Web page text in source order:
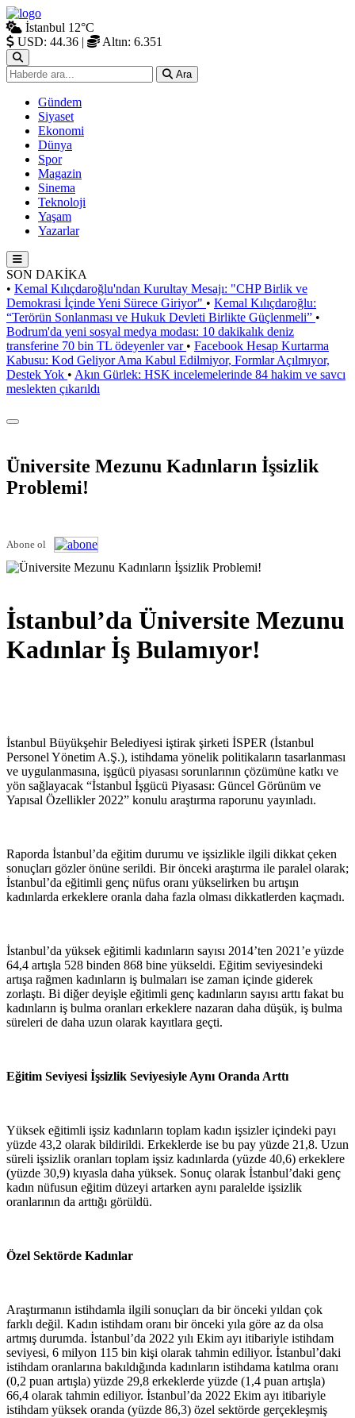
İstanbul 12°C
USD: 44.36 | Altın: 6.351
Ara
Gündem
Siyaset
Ekonomi
Dünya
Spor
Magazin
Sinema
Teknoloji
Yaşam
Yazarlar
SON DAKİKA
• Kemal Kılıçdaroğlu'ndan Kurultay Mesajı: "CHP Birlik ve
Demokrasi İçinde Yeni Sürece Giriyor" • Kemal Kılıçdaroğlu:
“Terörün Sonlanması ve Hukuk Devleti Birlikte Güçlenmeli” •
Bodrum'da yeni sosyal medya modası: 10 dakikalık deniz
transferine 70 bin TL ödeyenler var • Facebook Hesap Kurtarma
Kabusu: Kod Geliyor Ama Kabul Edilmiyor, Formlar Açılmıyor,
Destek Yok • Akın Gürlek: HSK incelemelerinde 84 hakim ve savcı
meslekten çıkarıldı
Üniversite Mezunu Kadınların İşsizlik
Problemi!
Abone ol
İstanbul’da Üniversite Mezunu
Kadınlar İş Bulamıyor!
İstanbul Büyükşehir Belediyesi iştirak şirketi İSPER (İstanbul
Personel Yönetim A.Ş.), istihdama yönelik politikaların tasarlanması
ve uygulanmasına, işgücü piyasası sorunlarının çözümüne katkı ve
yön sağlayacak “İstanbul İşgücü Piyasası: Güncel Görünüm ve
Yapısal Özellikler 2022” konulu araştırma raporunu yayınladı.
Raporda İstanbul’da eğitim durumu ve işsizlikle ilgili dikkat çeken
sonuçları gözler önüne serildi. Bir önceki araştırma ile paralel olarak;
İstanbul’da eğitimli genç nüfus oranı yükselirken bu artışın
kadınlarda erkeklere oranla daha fazla olması dikkatlerden kaçmadı.
İstanbul’da yüksek eğitimli kadınların sayısı 2014’ten 2021’e yüzde
64,4 artışla 528 binden 868 bine yükseldi. Eğitim seviyesindeki
artışa rağmen kadınların iş bulmaları ise zaman içinde giderek
zorlaştı. Bi diğer deyişle eğitimli genç kadınların sayısı arttı fakat bu
kadınların iş bulma oranları erkeklere nazaran daha düşük, iş bulma
süreleri de daha uzun olarak kayıtlara geçti.
Eğitim Seviyesi İşsizlik Seviyesiyle Aynı Oranda Arttı
Yüksek eğitimli işsiz kadınların toplam kadın işsizler içindeki payı
yüzde 43,2 olarak bildirildi. Erkeklerde ise bu pay yüzde 21,8. Uzun
süreli işsizlik oranları toplam işsiz kadınlarda (yüzde 40,6) erkeklere
(yüzde 30,9) kıyasla daha yüksek. Sonuç olarak İstanbul’daki genç
kadın nüfusun eğitim düzeyi artarken aynı paralelde işsizlik
oranlarının da arttığı görüldü.
Özel Sektörde Kadınlar
Araştırmanın istihdamla ilgili sonuçları da bir önceki yıldan çok
farklı değil. Kadın istihdam oranı bir önceki yıla göre az da olsa
artmış durumda. İstanbul’da 2022 yılı Ekim ayı itibariyle istihdam
seviyesi, 6 milyon 115 bin kişi olarak tahmin ediliyor. İstanbul’daki
istihdam oranlarına bakıldığında kadınların istihdama katılma oranı
(0,2 puan artışla) yüzde 29,8 erkeklerde yüzde (1,4 puan artışla)
66,4 olarak tahmin ediliyor. İstanbul’da 2022 Ekim ayı itibariyle
istihdam yüksek oranda (yüzde 86,3) özel sektörde gerçekleşmiş